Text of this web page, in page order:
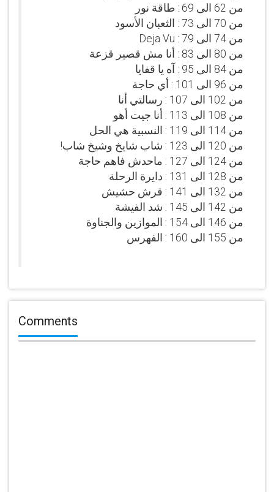
من 62 الى 69 : طاقة نور
من 70 الى 73 : الثعبان الأسود
من 74 الى 79 : Deja Vu
من 80 الى 83 : أنا مش قصير قزعة
من 84 الى 95 : آه يا قفايا
من 96 الى 101 : أي حاجة
من 102 الى 107 : رسالتي أنا
من 108 الى 113 : أنا جيت أهو
من 114 الى 119 : النسبية هي الحل
من 120 الى 123 : شاب شايخ وشيخ شاب!
من 124 الى 127 : ماحدش فاهم حاجة
من 128 الى 131 : دايرة الرحلة
من 132 الى 141 : قرش حشيش
من 142 الى 145 : شد الفيشة
من 146 الى 154 : الموازين والجناوة
من 155 الى 160 : الفهرس
Comments